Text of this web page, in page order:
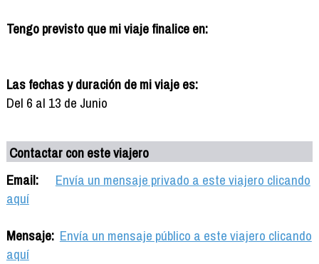
Tengo previsto que mi viaje finalice en:
Las fechas y duración de mi viaje es:
Del 6 al 13 de Junio
Contactar con este viajero
Email:
Envía un mensaje privado a este viajero clicando
aquí
Mensaje: Envía un mensaje público a este viajero clicando
aquí